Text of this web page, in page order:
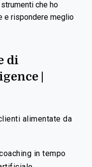
che ho
e rispondere meglio
di
|
alimentate da
in tempo